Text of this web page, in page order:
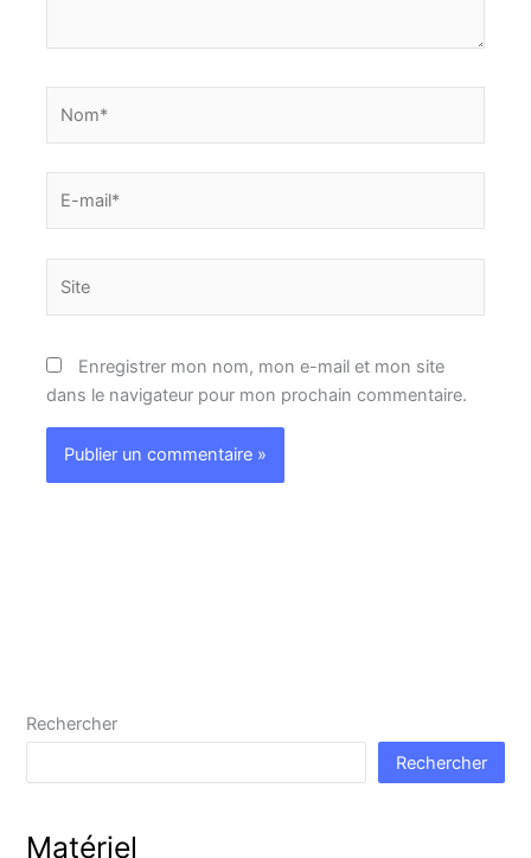
mail*
Enregistrer mon nom, mon e-mail et mon site
dans le navigateur pour mon prochain commentaire.
Rechercher
Rechercher
Matériel